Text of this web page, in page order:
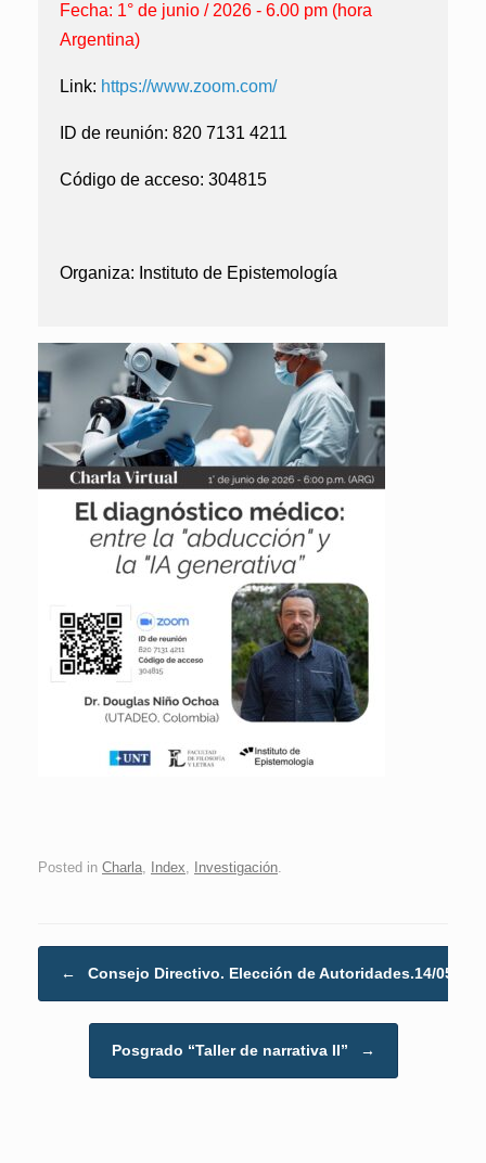
Fecha: 1° de junio / 2026 - 6.00 pm (hora
Argentina)
Link: https://www.zoom.com/
ID de reunión: 820 7131 4211
Código de acceso: 304815
Organiza: Instituto de Epistemología
Posted in Charla Index Investigación
← Consejo Directivo. Elección de Autoridades.14/05/
Posgrado “Taller de narrativa II” →